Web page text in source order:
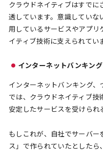
クラウドネイティブはすでに
透しています。意識していな
用しているサービスやアプ
イティブ技術に支えられてい
インターネットバンキング
インターネットバンキング
では、クラウドネイティブ技
安定したサービスを受けられ
もしこれが、自社でサーバー
ス」で作られていたとした